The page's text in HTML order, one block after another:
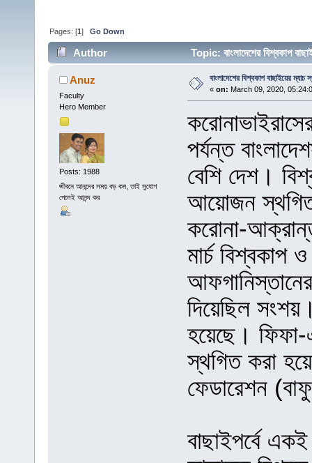
Pages: [1]Go Down
Author Topic: বাংলাদেশের বিশ্বকাপ
Anuz
Faculty
Hero Member
Posts: 1988
জীবনে আনন্দের সময় বড় কম, তাই সুযোগ
পেলেই আনন্দ কর
বাংলাদেশের বিশ্বকাপ বাছাইয়ের ম্যাচ
« on: March 09, 2020,
পর্যন্ত
বেশি দেশ।
আয়োজন স্থগিত
করোনা-
মার্চ বিশ্বকাপ
আফগানিস্তানের
দিয়েছিল
হয়েছে। ফিফা-
স্থগিত করা
ফেডারেশন
বাছাইপর্বে